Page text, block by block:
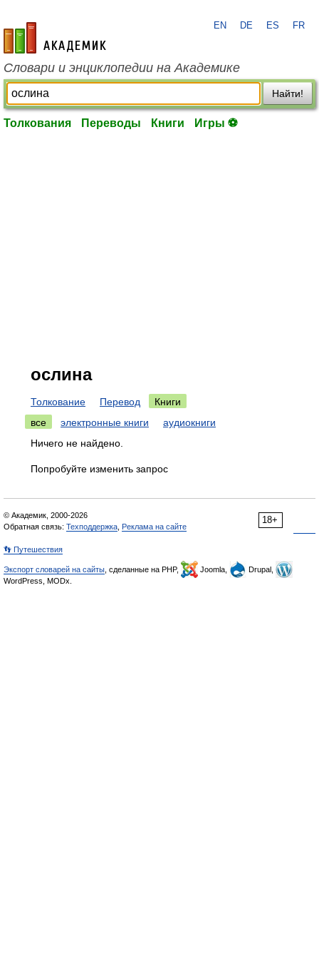
academic.ru
EN DE ES FR
Словари и энциклопедии на Академике
Найти!
Толкования Переводы Книги Игры ⚽
ослина
Толкование Перевод
Книги
все
электронные книги
аудиокниги
Ничего не найдено.
Попробуйте изменить запрос
18+
© Академик, 2000-2026
Обратная связь: Техподдержка Реклама на сайте
👣 Путешествия
Экспорт словарей на сайты , сделанные на PHP, Joomla,
Drupal,
WordPress, MODx.